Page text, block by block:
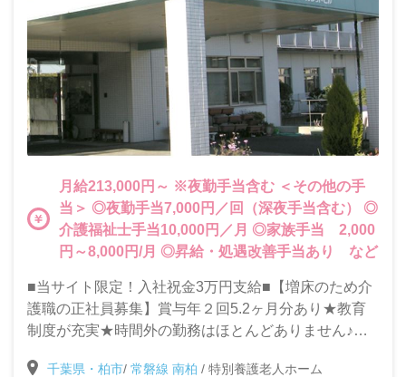
月給213,000円～ ※夜勤手当含む ＜その他の手
当＞ ◎夜勤手当7,000円／回（深夜手当含む） ◎
介護福祉士手当10,000円／月 ◎家族手当 2,000
円～8,000円/月 ◎昇給・処遇改善手当あり など
■当サイト限定！入社祝金3万円支給■【増床のため介
護職の正社員募集】賞与年２回5.2ヶ月分あり★教育
制度が充実★時間外の勤務はほとんどありません♪★
千葉県・柏市/ 常磐線 南柏 / 特別養護老人ホーム